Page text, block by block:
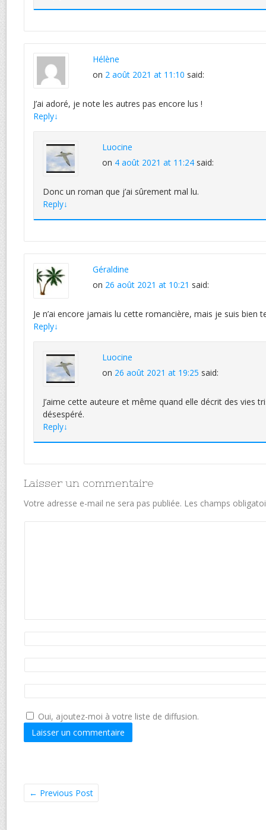
Hélène
on 2 août 2021 at 11:10 said:
J’ai adoré, je note les autres pas encore lus !
Reply↓
Luocine
on 4 août 2021 at 11:24 said:
Donc un roman que j’ai sûrement mal lu.
Reply↓
Géraldine
on 26 août 2021 at 10:21 said:
Je n’ai encore jamais lu cette romancière, mais je suis bien
Reply↓
Luocine
on 26 août 2021 at 19:25 said:
J’aime cette auteure et même quand elle décrit des vies
désespéré.
Reply↓
Laisser un commentaire
Votre adresse e-mail ne sera pas publiée. Les champs
Oui, ajoutez-moi à votre liste de diffusion.
← Previous Post